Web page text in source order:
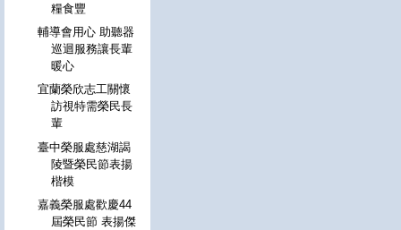
糧食豐
輔導會用心 助聽器
巡迴服務讓長輩
暖心
宜蘭榮欣志工關懷
訪視特需榮民長
輩
臺中榮服處慈湖謁
陵暨榮民節表揚
楷模
嘉義榮服處歡慶44
屆榮民節 表揚傑